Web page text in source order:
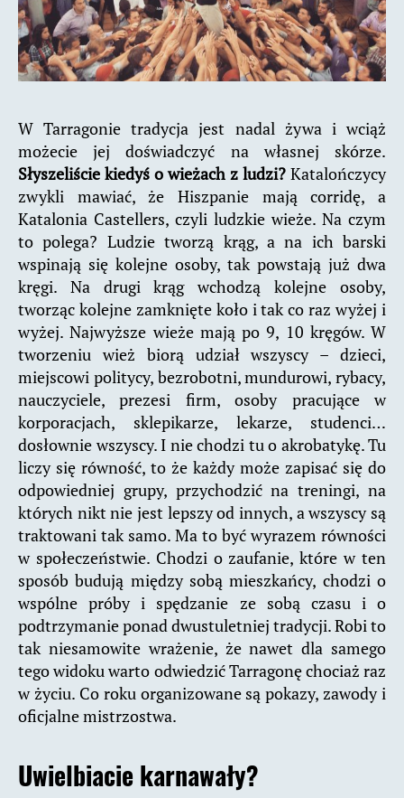
W Tarragonie tradycja jest nadal żywa i wciąż
możecie jej doświadczyć na własnej skórze.
Słyszeliście kiedyś o wieżach z ludzi? Katalończycy
zwykli mawiać, że Hiszpanie mają corridę, a
Katalonia Castellers, czyli ludzkie wieże. Na czym
to polega? Ludzie tworzą krąg, a na ich barski
wspinają się kolejne osoby, tak powstają już dwa
kręgi. Na drugi krąg wchodzą kolejne osoby,
tworząc kolejne zamknięte koło i tak co raz wyżej i
wyżej. Najwyższe wieże mają po 9, 10 kręgów. W
tworzeniu wież biorą udział wszyscy – dzieci,
miejscowi politycy, bezrobotni, mundurowi, rybacy,
nauczyciele, prezesi firm, osoby pracujące w
korporacjach, sklepikarze, lekarze, studenci…
dosłownie wszyscy. I nie chodzi tu o akrobatykę. Tu
liczy się równość, to że każdy może zapisać się do
odpowiedniej grupy, przychodzić na treningi, na
których nikt nie jest lepszy od innych, a wszyscy są
traktowani tak samo. Ma to być wyrazem równości
w społeczeństwie. Chodzi o zaufanie, które w ten
sposób budują między sobą mieszkańcy, chodzi o
wspólne próby i spędzanie ze sobą czasu i o
podtrzymanie ponad dwustuletniej tradycji. Robi to
tak niesamowite wrażenie, że nawet dla samego
tego widoku warto odwiedzić Tarragonę chociaż raz
w życiu. Co roku organizowane są pokazy, zawody i
oficjalne mistrzostwa.
Uwielbiacie karnawały?